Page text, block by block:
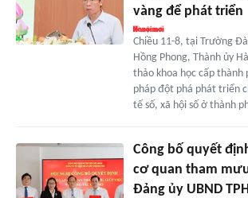
vàng để phát triển
Chiều 11-8, tại Trường
Hồng Phong, Thành ủy
thảo khoa học cấp thành
pháp đột phá phát triển
tế số, xã hội số ở thành
Công bố quyết
cơ quan tham
Đảng ủy UBND